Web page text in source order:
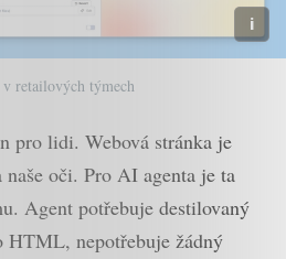
retailových týmech
pro lidi. Webová stránka je
naše oči. Pro AI agenta je ta
Agent potřebuje destilovaný
HTML, nepotřebuje žádný